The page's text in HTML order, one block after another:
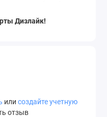
Дизлайк!
или создайте учетную
отзыв